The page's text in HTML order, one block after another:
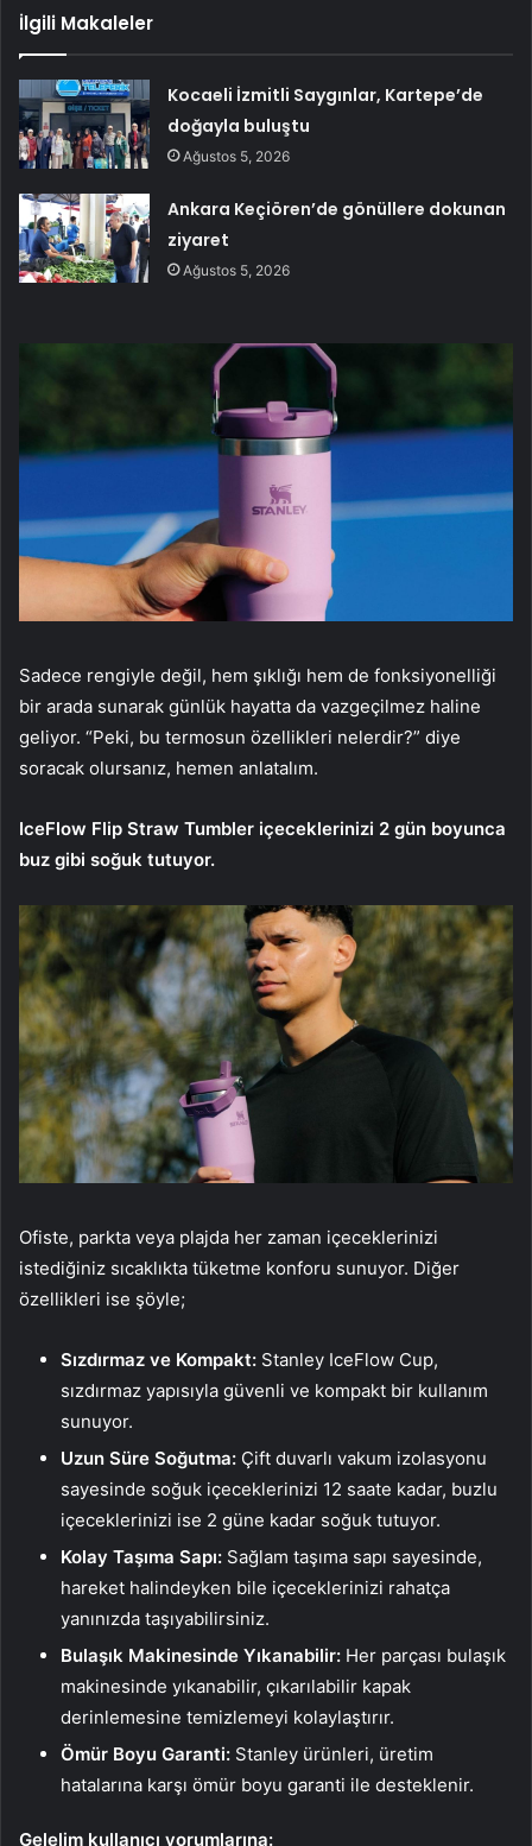
İlgili Makaleler
Kocaeli İzmitli Saygınlar, Kartepe’de
doğayla buluştu
Ağustos 5, 2026
Ankara Keçiören’de gönüllere dokunan
ziyaret
Ağustos 5, 2026
Sadece rengiyle değil, hem şıklığı hem de fonksiyonelliği
bir arada sunarak günlük hayatta da vazgeçilmez haline
geliyor. “Peki, bu termosun özellikleri nelerdir?” diye
soracak olursanız, hemen anlatalım.
IceFlow Flip Straw Tumbler içeceklerinizi 2 gün boyunca
buz gibi soğuk tutuyor.
Ofiste, parkta veya plajda her zaman içeceklerinizi
istediğiniz sıcaklıkta tüketme konforu sunuyor. Diğer
özellikleri ise şöyle;
Sızdırmaz ve Kompakt: Stanley IceFlow Cup,
sızdırmaz yapısıyla güvenli ve kompakt bir kullanım
sunuyor.
Uzun Süre Soğutma: Çift duvarlı vakum izolasyonu
sayesinde soğuk içeceklerinizi 12 saate kadar, buzlu
içeceklerinizi ise 2 güne kadar soğuk tutuyor.
Kolay Taşıma Sapı: Sağlam taşıma sapı sayesinde,
hareket halindeyken bile içeceklerinizi rahatça
yanınızda taşıyabilirsiniz.
Bulaşık Makinesinde Yıkanabilir: Her parçası bulaşık
makinesinde yıkanabilir, çıkarılabilir kapak
derinlemesine temizlemeyi kolaylaştırır.
Ömür Boyu Garanti: Stanley ürünleri, üretim
hatalarına karşı ömür boyu garanti ile desteklenir.
Gelelim kullanıcı yorumlarına: